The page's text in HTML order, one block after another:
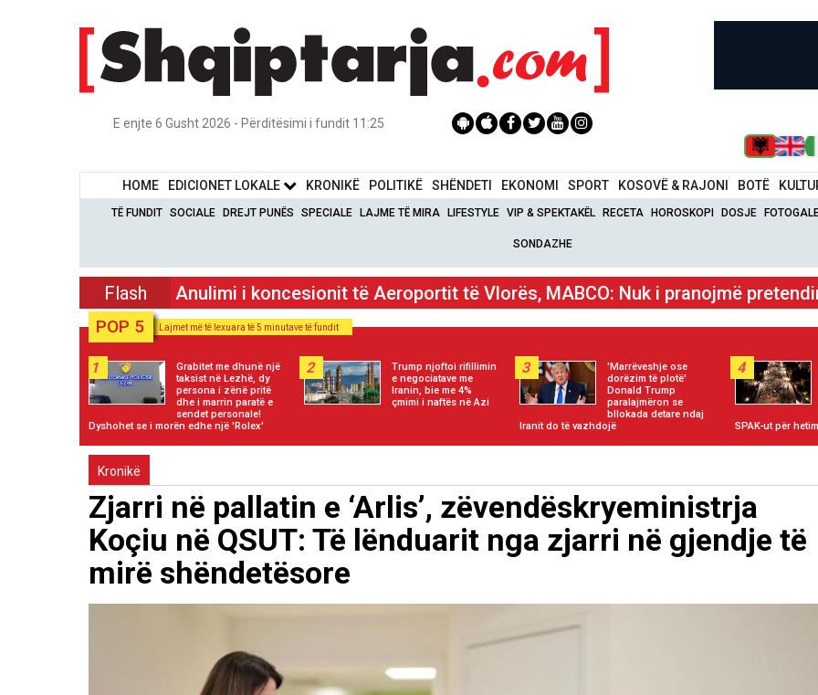
E enjte 6 Gusht 2026 - Përditësimi i fundit 11:25
HOME EDICIONET LOKALE KRONIKË POLITIKË SHËNDETI EKONOMI SPORT KOSOVË & RAJONI BOTË
TË FUNDIT SOCIALE DREJT PUNËS SPECIALE LAJME TË MIRA LIFESTYLE VIP & SPEKTAKËL RECETA HOROSKOPI DOSJE
SONDAZHE
Flash Anulimi i koncesionit të Aeroportit të Vlorës, MABCO: Na mbajtën jashtë
POP 5 Lajmet më të lexuara të 5 minutave të fundit
1
Grabitet me dhunë një
taksist në Lezhë, dy
persona i zënë pritë
dhe i marrin paratë e
sendet personale!
Dyshohet se i morën edhe një 'Rolex'
2
Trump njoftoi rifillimin
e negociatave me
Iranin, bie me 4%
çmimi i naftës në Azi
3
'Marrëveshje ose
dorëzim të plotë'
Donald Trump
paralajmëron se
bllokada detare ndaj
Iranit do të vazhdojë
4
SPAK-ut për
Kronikë
Zjarri në pallatin e ‘Arlis’, zëvendëskryeministrja
Koçiu në QSUT: Të lënduarit nga zjarri në gjendje të
mirë shëndetësore